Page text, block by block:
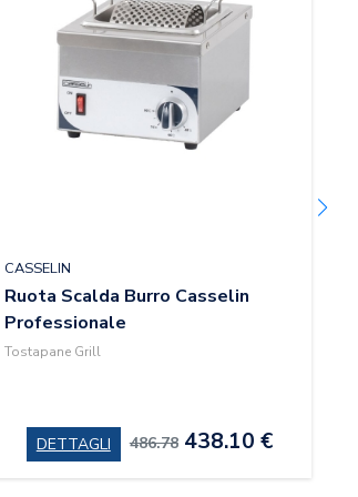
CASSELIN
Ruota Scalda Burro Casselin
Professionale
Tostapane Grill
DETTAGLI 486.78438.10 €